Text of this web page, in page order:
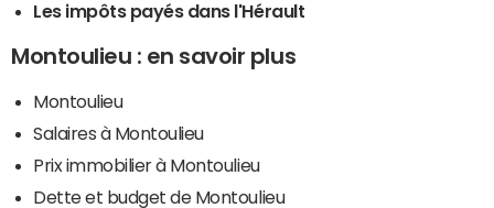
Les impôts payés dans l'Hérault
Montoulieu : en savoir plus
Montoulieu
Salaires à Montoulieu
Prix immobilier à Montoulieu
Dette et budget de Montoulieu